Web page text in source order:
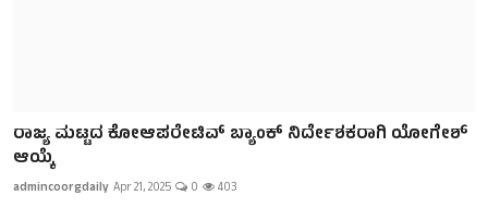
ರಾಜ್ಯ ಮಟ್ಟದ ಕೋಆಪರೇಟಿವ್ ಬ್ಯಾಂಕ್ ನಿರ್ದೇಶಕರಾಗಿ ಯೋಗೇಶ್
ಆಯ್ಕೆ
admincoorgdaily Apr 21, 2025 0 403